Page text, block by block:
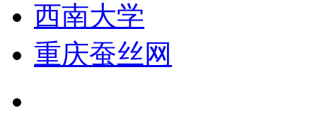
西南大学
重庆蚕丝网